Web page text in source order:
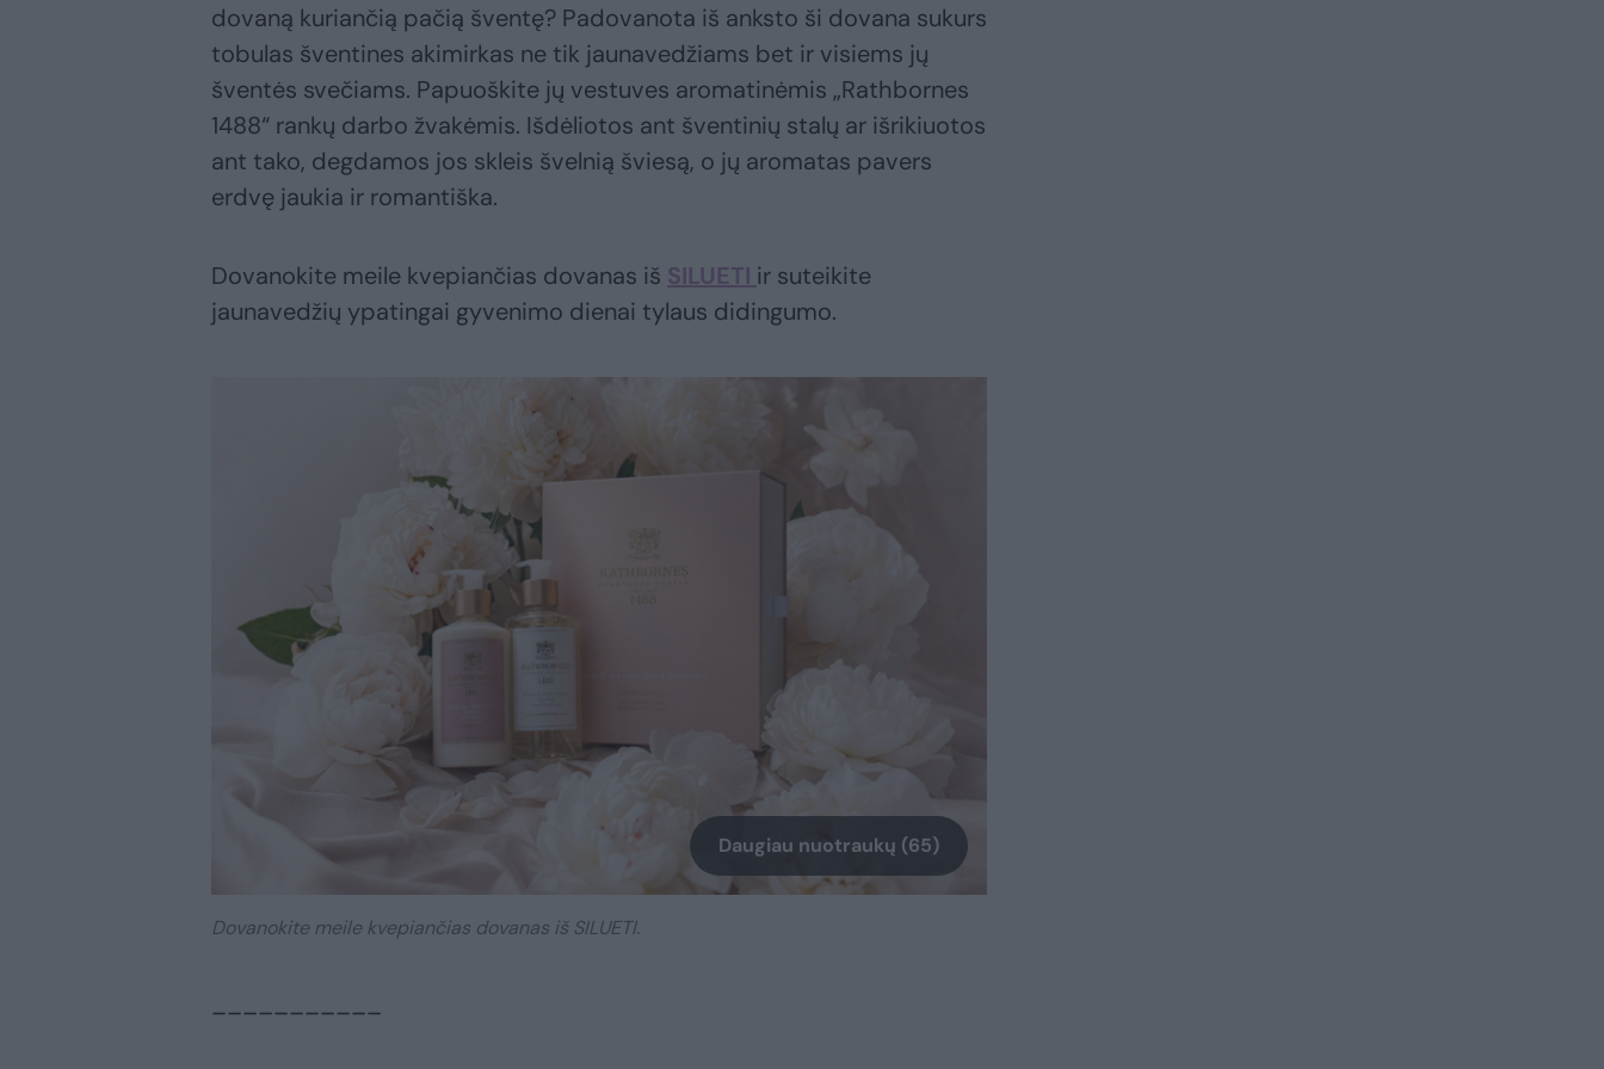
dovaną kuriančią pačią šventę? Padovanota iš anksto ši dovana sukurs
tobulas šventines akimirkas ne tik jaunavedžiams bet ir visiems jų
šventės svečiams. Papuoškite jų vestuves aromatinėmis „Rathbornes
1488“ rankų darbo žvakėmis. Išdėliotos ant šventinių stalų ar išrikiuotos
ant tako, degdamos jos skleis švelnią šviesą, o jų aromatas pavers
erdvę jaukia ir romantiška.
Dovanokite meile kvepiančias dovanas iš SILUETI ir suteikite
jaunavedžių ypatingai gyvenimo dienai tylaus didingumo.
Daugiau nuotraukų (65)
Dovanokite meile kvepiančias dovanas iš SILUETI.